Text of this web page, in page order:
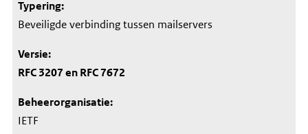
Beveiligde verbinding tussen mailservers
RFC 3207 en RFC 7672
IETF